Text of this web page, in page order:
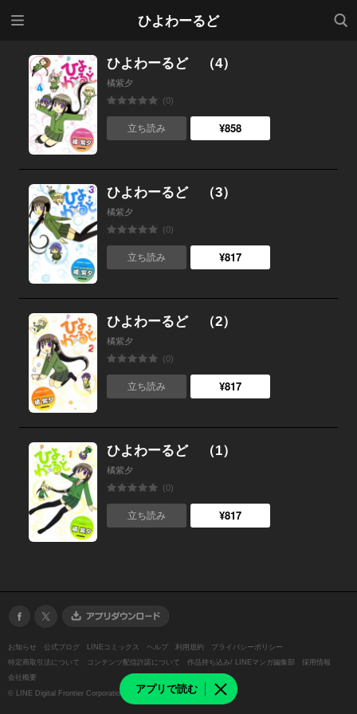
ひよわーるど
検索
アプリで読む
ひよわーるど （4）
橘紫夕
(0)
立ち読み ¥858
ひよわーるど （3）
橘紫夕
(0)
立ち読み ¥817
ひよわーるど （2）
橘紫夕
(0)
立ち読み ¥817
ひよわーるど （1）
橘紫夕
(0)
立ち読み ¥817
お知らせ 公式ブログ LINEコミックス ヘルプ 利用規約
プライバシーポリシー
特定商取引法について
コンテンツ配信許諾について 作品持ち込み/ LINEマンガ編集部
採用情報
会社概要
© LINE Digital Frontier Corporation